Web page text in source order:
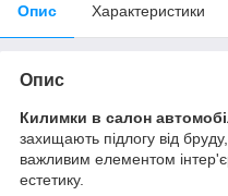
Опис Характеристики
Опис
Килимки в салон
захищають підлогу від
важливим елементом
естетику.